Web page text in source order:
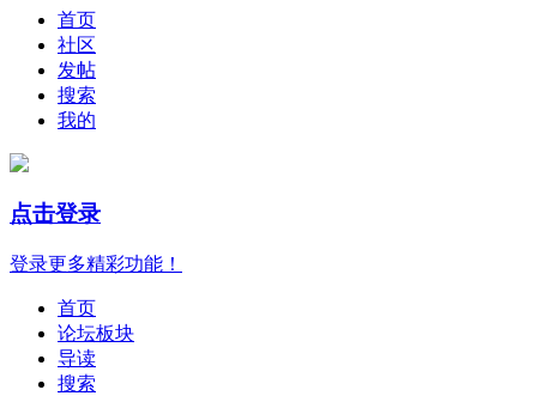
首页
社区
发帖
搜索
我的
点击登录
登录更多精彩功能！
首页
论坛板块
导读
搜索